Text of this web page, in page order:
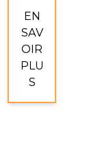
EN
SAV
OIR
PLU
S